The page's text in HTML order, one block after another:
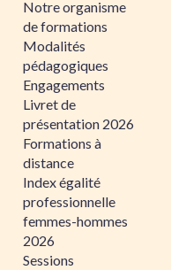
Notre organisme
de formations
Modalités
pédagogiques
Engagements
Livret de
présentation 2026
Formations à
distance
Index égalité
professionnelle
femmes-hommes
2026
Sessions